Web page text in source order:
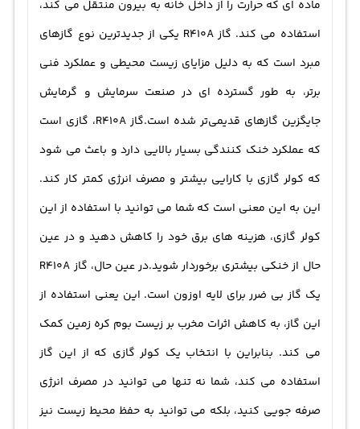
ماده ای که حرارت را از داخل خانه به بیرون منتقل می کند،
استفاده می کند. گاز R410A یکی از جدیدترین نوع گازهای
مبرد است که به دلیل مزایای زیست محیطی و عملکرد فنی
برتر، به طور گسترده ای در صنعت سرمایش و گرمایش
جایگزین گازهای قدیمی‌تر شده است.گاز R410A، گازی است
که عملکرد خنک کنندگی بسیار بالایی دارد و باعث می شود
که کولر گازی با کارایی بیشتر و مصرف انرژی کمتر کار کند.
این به این معنی است که شما می توانید با استفاده از این
کولر گازی، هزینه های برق خود را کاهش دهید و در عین
حال از خنکی بیشتری برخوردار شوید.در عین حال، گاز R410A
یک گاز بی ضرر برای لایه اوزون است. این یعنی استفاده از
این گاز، به کاهش اثرات مخرب بر زیست بوم کره زمین کمک
می کند. بنابراین با انتخاب یک کولر گازی که از این گاز
استفاده می کند، شما نه تنها می توانید در مصرف انرژی
صرفه جویی کنید، بلکه می توانید به حفظ محیط زیست نیز